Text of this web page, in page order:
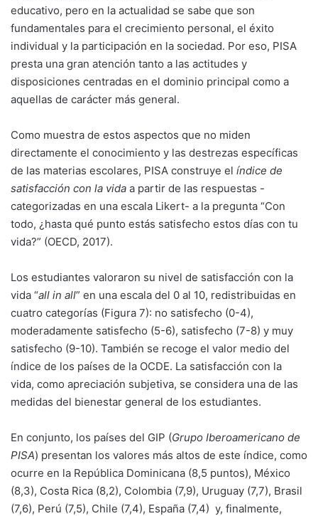
educativo, pero en la actualidad se sabe que son
fundamentales para el crecimiento personal, el éxito
individual y la participación en la sociedad. Por eso, PISA
presta una gran atención tanto a las actitudes y
disposiciones centradas en el dominio principal como a
aquellas de carácter más general.
Como muestra de estos aspectos que no miden
directamente el conocimiento y las destrezas específicas
de las materias escolares, PISA construye el índice de
satisfacción con la vida a partir de las respuestas -
categorizadas en una escala Likert- a la pregunta “Con
todo, ¿hasta qué punto estás satisfecho estos días con tu
vida?” (OECD, 2017).
Los estudiantes valoraron su nivel de satisfacción con la
vida “all in all” en una escala del 0 al 10, redistribuidas en
cuatro categorías (Figura 7): no satisfecho (0-4),
moderadamente satisfecho (5-6), satisfecho (7-8) y muy
satisfecho (9-10). También se recoge el valor medio del
índice de los países de la OCDE. La satisfacción con la
vida, como apreciación subjetiva, se considera una de las
medidas del bienestar general de los estudiantes.
En conjunto, los países del GIP (Grupo Iberoamericano de
PISA) presentan los valores más altos de este índice, como
ocurre en la República Dominicana (8,5 puntos), México
(8,3), Costa Rica (8,2), Colombia (7,9), Uruguay (7,7), Brasil
(7,6), Perú (7,5), Chile (7,4), España (7,4) y, finalmente,